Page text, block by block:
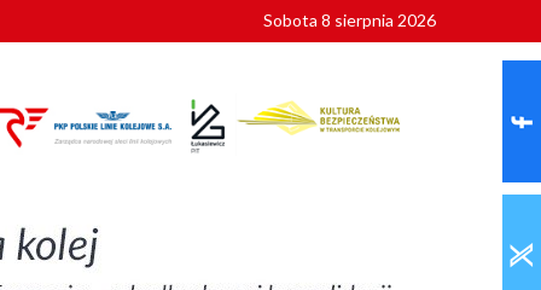
Sobota 8 sierpnia 2026